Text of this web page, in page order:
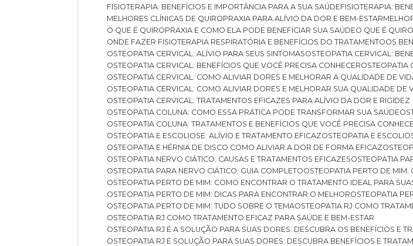
FISIOTERAPIA: BENEFÍCIOS E IMPORTÂNCIA PARA A SUA SAÚDE FISIOTERAPIA:
MELHORES CLÍNICAS DE QUIROPRAXIA PARA ALÍVIO DA DOR E BEM-ESTAR
O QUE É QUIROPRAXIA E COMO ELA PODE BENEFICIAR SUA SAÚDE
O QUE É
ONDE FAZER FISIOTERAPIA RESPIRATÓRIA E BENEFÍCIOS DO TRATAMENTO
OS
OSTEOPATIA CERVICAL: ALÍVIO PARA SEUS SINTOMAS
OSTEOPATIA CERVICAL:
OSTEOPATIA CERVICAL: BENEFÍCIOS QUE VOCÊ PRECISA CONHECER
OSTEOPATIA CERVICAL: COMO ALIVIAR DORES E MELHORAR A QUALIDADE DE
OSTEOPATIA CERVICAL: COMO ALIVIAR DORES E MELHORAR SUA QUALIDADE DE
OSTEOPATIA CERVICAL: TRATAMENTOS EFICAZES PARA ALÍVIO DA DOR E RIGIDEZ
OSTEOPATIA COLUNA: COMO ESSA PRÁTICA PODE TRANSFORMAR SUA SAÚDE
OSTEOPATIA COLUNA: TRATAMENTOS E BENEFÍCIOS QUE VOCÊ PRECISA
OSTEOPATIA E ESCOLIOSE: ALÍVIO E TRATAMENTO EFICAZ
OSTEOPATIA E
OSTEOPATIA E HÉRNIA DE DISCO COMO ALIVIAR A DOR DE FORMA EFICAZ
OSTEOPATIA NERVO CIÁTICO: CAUSAS E TRATAMENTOS EFICAZES
OSTEOPATIA
OSTEOPATIA PARA NERVO CIÁTICO: GUIA COMPLETO
OSTEOPATIA PERTO DE
OSTEOPATIA PERTO DE MIM: COMO ENCONTRAR O TRATAMENTO IDEAL PARA
OSTEOPATIA PERTO DE MIM: DICAS PARA ENCONTRAR O MELHOR
OSTEOPATIA
OSTEOPATIA PERTO DE MIM: TUDO SOBRE O TEMA
OSTEOPATIA RJ COMO
OSTEOPATIA RJ COMO TRATAMENTO EFICAZ PARA SAÚDE E BEM-ESTAR
OSTEOPATIA RJ É A SOLUÇÃO PARA SUAS DORES: DESCUBRA OS BENEFÍCIOS E
OSTEOPATIA RJ É SOLUÇÃO PARA SUAS DORES: DESCUBRA BENEFÍCIOS E